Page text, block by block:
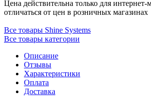
Цена действительна только для
отличаться от цен в розничных магазинах
Все товары Shine Systems
Все товары категории
Описание
Отзывы
Характеристики
Оплата
Доставка